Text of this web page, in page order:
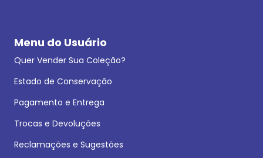
Menu do Usuário
Quer Vender Sua Coleção?
Estado de Conservação
Pagamento e Entrega
Trocas e Devoluções
Reclamações e Sugestões